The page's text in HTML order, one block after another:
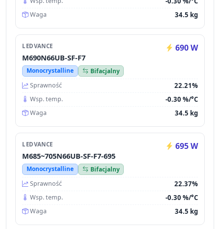
Waga 34.5 kg
LEDVANCE 690 W
M690N66UB-SF-F7
Monocrystalline
Bifacjalny
Sprawność
22.21%
Wsp. temp. -0.30 %/°C
Waga 34.5 kg
LEDVANCE 695 W
M685~705N66UB-SF-F7-695
Monocrystalline
Bifacjalny
Sprawność
22.37%
Wsp. temp. -0.30 %/°C
Waga 34.5 kg